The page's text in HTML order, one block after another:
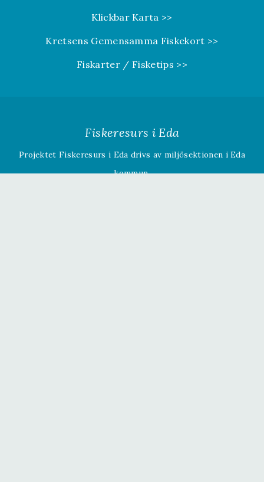
Klickbar Karta >>
Kretsens Gemensamma Fiskekort >>
Fiskarter / Fisketips >>
Fiskeresurs i Eda
Projektet Fiskeresurs i Eda drivs av miljösektionen i Eda
kommun.